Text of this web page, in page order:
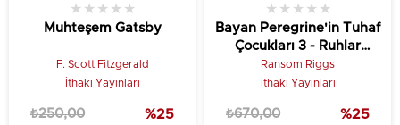
Muhteşem Gatsby
★ ★ ★ ★ ★
F. Scott Fitzgerald
İthaki Yayınları
₺250,00 %25
Bayan Peregrine'in Tuhaf
Çocukları 3 - Ruhlar
Kütüphanesi
★ ★ ★ ★ ★
Ransom Riggs
İthaki Yayınları
₺670,00 %25